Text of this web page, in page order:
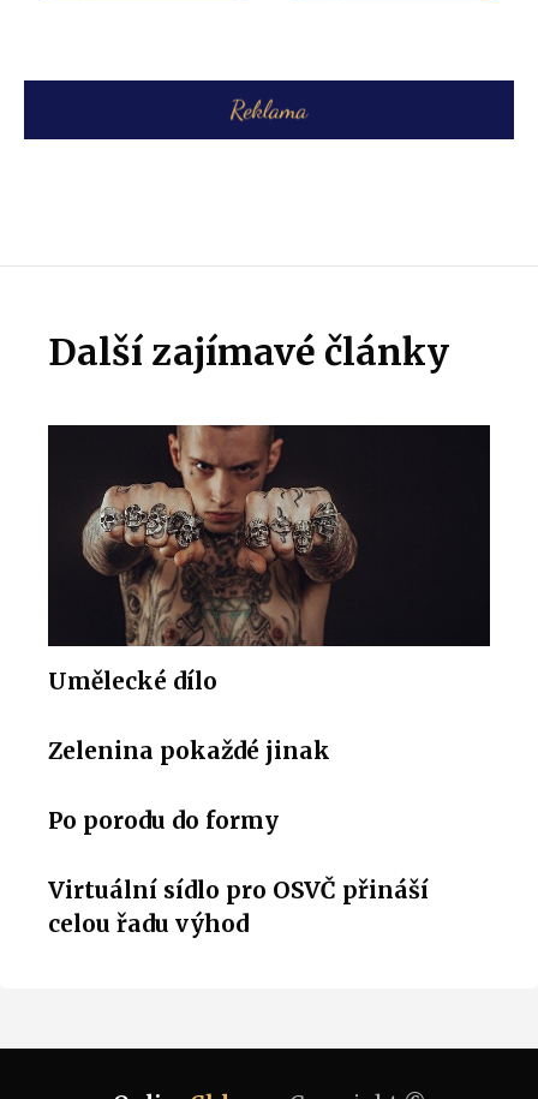
Další zajímavé články
Umělecké dílo
Zelenina pokaždé jinak
Po porodu do formy
Virtuální sídlo pro OSVČ přináší
celou řadu výhod